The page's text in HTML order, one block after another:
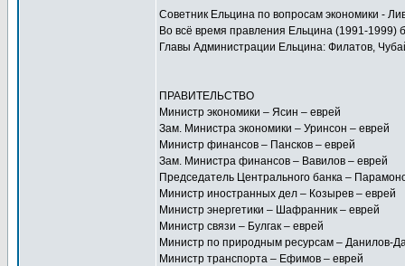
Советник Ельцина по вопросам экономики -
Во всё время правления Ельцина (1991-1999)
Главы Администрации Ельцина: Филатов,
ПРАВИТЕЛЬСТВО
Министр экономики – Ясин – еврей
Зам. Министра экономики – Уринсон – еврей
Министр финансов – Пансков – еврей
Зам. Министра финансов – Вавилов – еврей
Председатель Центрального банка –
Министр иностранных дел – Козырев – еврей
Министр энергетики – Шафранник – еврей
Министр связи – Булгак – еврей
Министр по природным ресурсам – Данилов-
Министр транспорта – Ефимов – еврей